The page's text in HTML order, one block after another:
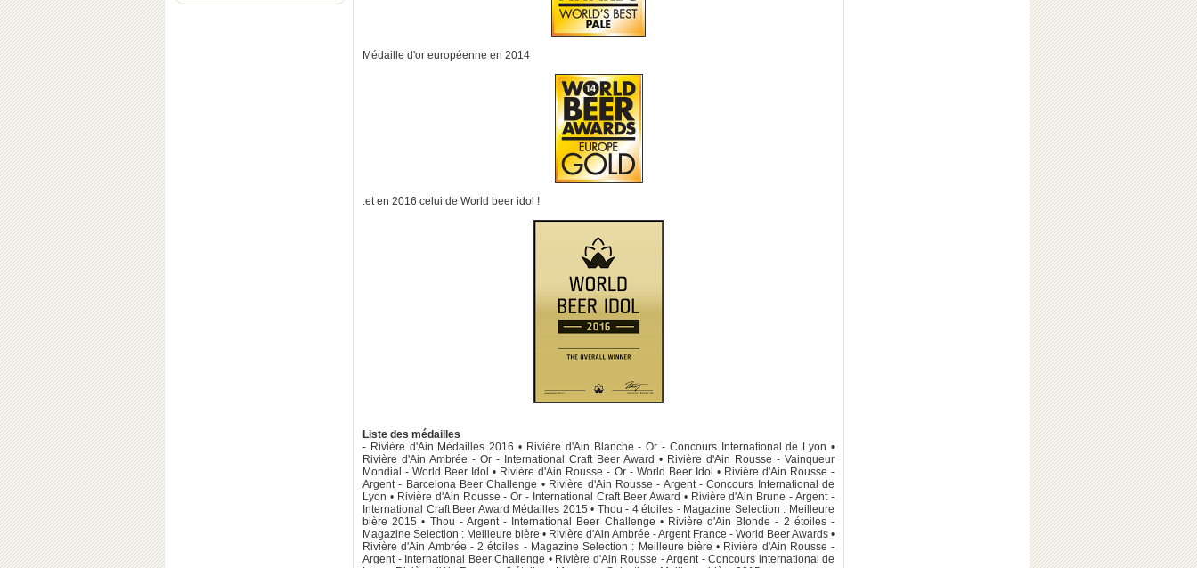
Médaille d'or européenne en 2014
.et en 2016 celui de World beer idol !
Liste des médailles
- Rivière d'Ain Médailles 2016 • Rivière d'Ain Blanche - Or - Concours International de Lyon •
Rivière d'Ain Ambrée - Or - International Craft Beer Award • Rivière d'Ain Rousse - Vainqueur
Mondial - World Beer Idol • Rivière d'Ain Rousse - Or - World Beer Idol • Rivière d'Ain Rousse -
Argent - Barcelona Beer Challenge • Rivière d'Ain Rousse - Argent - Concours International de
Lyon • Rivière d'Ain Rousse - Or - International Craft Beer Award • Rivière d'Ain Brune - Argent -
International Craft Beer Award Médailles 2015 • Thou - 4 étoiles - Magazine Selection : Meilleure
bière 2015 • Thou - Argent - International Beer Challenge • Rivière d'Ain Blonde - 2 étoiles -
Magazine Selection : Meilleure bière • Rivière d'Ain Ambrée - Argent France - World Beer Awards •
Rivière d'Ain Ambrée - 2 étoiles - Magazine Selection : Meilleure bière • Rivière d'Ain Rousse -
Argent - International Beer Challenge • Rivière d'Ain Rousse - Argent - Concours international de